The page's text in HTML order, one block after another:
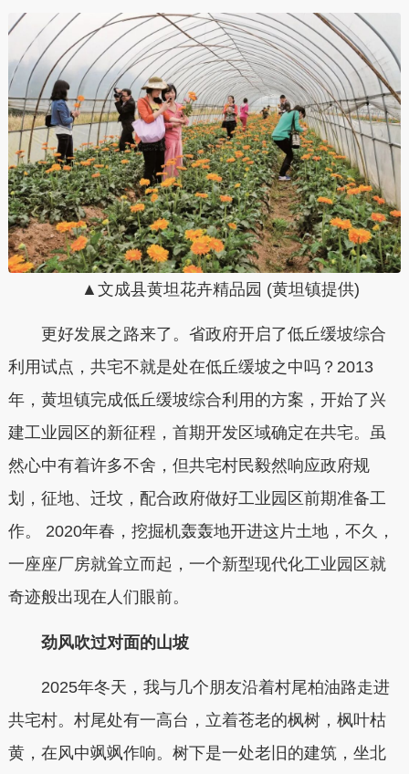
▲文成县黄坦花卉精品园 (黄坦镇提供)
更好发展之路来了。省政府开启了低丘缓坡综合
利用试点，共宅不就是处在低丘缓坡之中吗？2013
年，黄坦镇完成低丘缓坡综合利用的方案，开始了兴
建工业园区的新征程，首期开发区域确定在共宅。虽
然心中有着许多不舍，但共宅村民毅然响应政府规
划，征地、迁坟，配合政府做好工业园区前期准备工
作。 2020年春，挖掘机轰轰地开进这片土地，不久，
一座座厂房就耸立而起，一个新型现代化工业园区就
奇迹般出现在人们眼前。
劲风吹过对面的山坡
2025年冬天，我与几个朋友沿着村尾柏油路走进
共宅村。村尾处有一高台，立着苍老的枫树，枫叶枯
黄，在风中飒飒作响。树下是一处老旧的建筑，坐北